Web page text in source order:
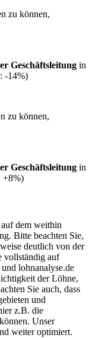
zu können,
Geschäftsleitung in
-14%)
zu können,
Geschäftsleitung in
+8%)
dem weithin
Bitte beachten Sie,
deutlich von der
vollständig auf
lohnanalyse.de
der Löhne,
Sie auch, dass
und
z.B. die
Unser
weiter optimiert.